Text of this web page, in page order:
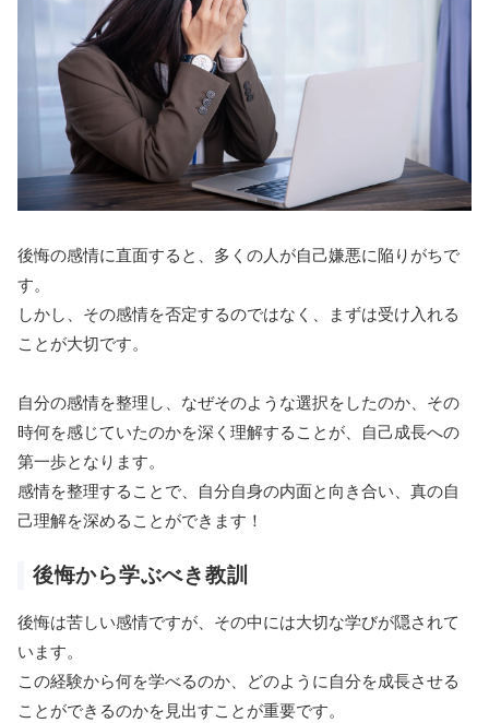
後悔の感情に直面すると、多くの人が自己嫌悪に陥りがちで
す。
しかし、その感情を否定するのではなく、まずは受け入れる
ことが大切です。
自分の感情を整理し、なぜそのような選択をしたのか、その
時何を感じていたのかを深く理解することが、自己成長への
第一歩となります。
感情を整理することで、自分自身の内面と向き合い、真の自
己理解を深めることができます！
後悔から学ぶべき教訓
後悔は苦しい感情ですが、その中には大切な学びが隠されて
います。
この経験から何を学べるのか、どのように自分を成長させる
ことができるのかを見出すことが重要です。